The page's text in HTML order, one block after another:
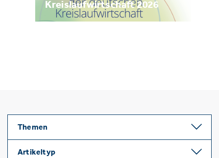
Kreislaufwirtschaft 2026
Themen
Artikeltyp